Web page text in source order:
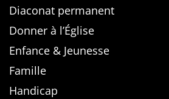
Diaconat permanent
Donner à l’Église
Enfance & Jeunesse
Famille
Handicap